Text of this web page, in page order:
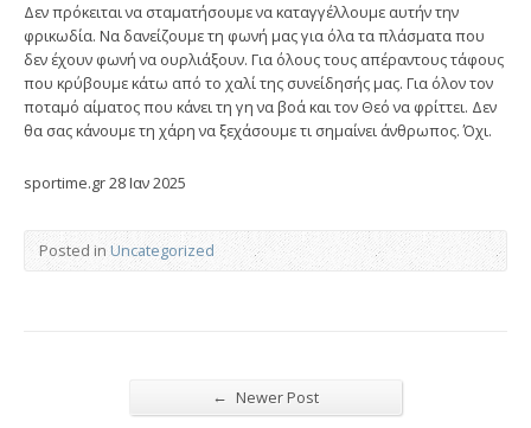
Δεν πρόκειται να σταματήσουμε να καταγγέλλουμε αυτήν την
φρικωδία. Να δανείζουμε τη φωνή μας για όλα τα πλάσματα που
δεν έχουν φωνή να ουρλιάξουν. Για όλους τους απέραντους τάφους
που κρύβουμε κάτω από το χαλί της συνείδησής μας. Για όλον τον
ποταμό αίματος που κάνει τη γη να βοά και τον Θεό να φρίττει. Δεν
θα σας κάνουμε τη χάρη να ξεχάσουμε τι σημαίνει άνθρωπος. Όχι.
sportime.gr 28 Ιαν 2025
Posted in Uncategorized
← Newer Post